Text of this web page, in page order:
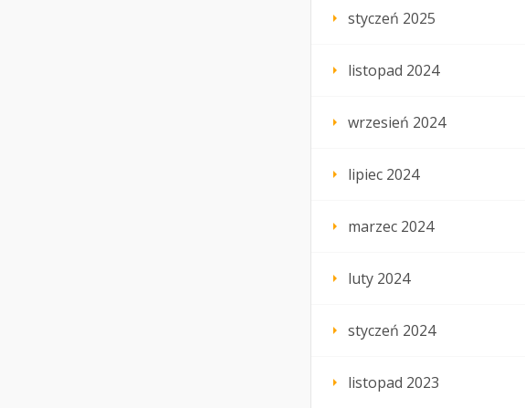
styczeń 2025
listopad 2024
wrzesień 2024
lipiec 2024
marzec 2024
luty 2024
styczeń 2024
listopad 2023